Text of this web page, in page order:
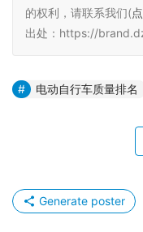
的权利，请联系我们(
出处：https://
电动自行车质量排名
Generate poster